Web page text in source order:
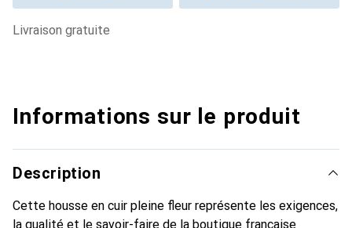
livraison gratuite
Informations sur le produit
Description
Cette housse en cuir pleine fleur représente les exigences,
la qualité et le savoir-faire de la boutique française